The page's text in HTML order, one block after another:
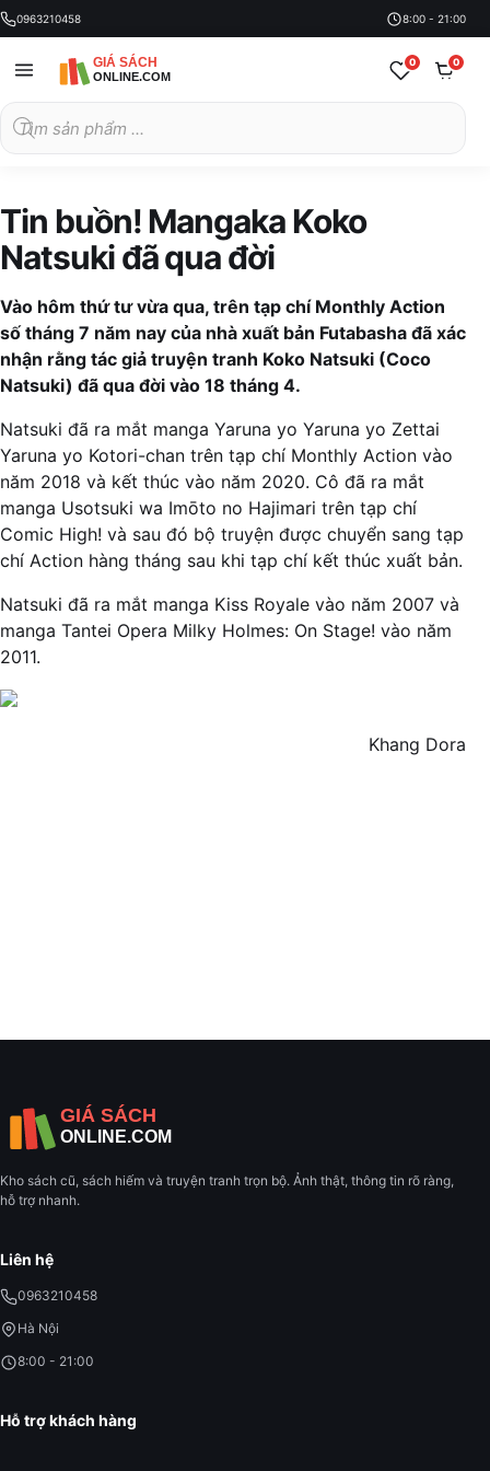
0963210458 8:00 - 21:00
kiếm
sản
0 0
Tin buồn! Mangaka Koko
Natsuki đã qua đời
Vào hôm thứ tư vừa qua, trên tạp chí Monthly Action
số tháng 7 năm nay của nhà xuất bản Futabasha đã xác
nhận rằng tác giả truyện tranh Koko Natsuki (Coco
Natsuki) đã qua đời vào 18 tháng 4.
Natsuki đã ra mắt manga Yaruna yo Yaruna yo Zettai
Yaruna yo Kotori-chan trên tạp chí Monthly Action vào
năm 2018 và kết thúc vào năm 2020. Cô đã ra mắt
manga Usotsuki wa Imōto no Hajimari trên tạp chí
Comic High! và sau đó bộ truyện được chuyển sang tạp
chí Action hàng tháng sau khi tạp chí kết thúc xuất bản.
Natsuki đã ra mắt manga Kiss Royale vào năm 2007 và
manga Tantei Opera Milky Holmes: On Stage! vào năm
2011.
Khang Dora
Kho sách cũ, sách hiếm và truyện tranh trọn bộ. Ảnh thật, thông tin rõ ràng,
hỗ trợ nhanh.
Liên hệ
0963210458
Hà Nội
8:00 - 21:00
Hỗ trợ khách hàng